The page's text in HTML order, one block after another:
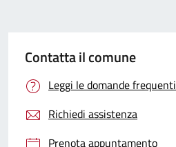
Contatta il comune
Leggi le domande frequenti
Richiedi assistenza
Prenota appuntamento